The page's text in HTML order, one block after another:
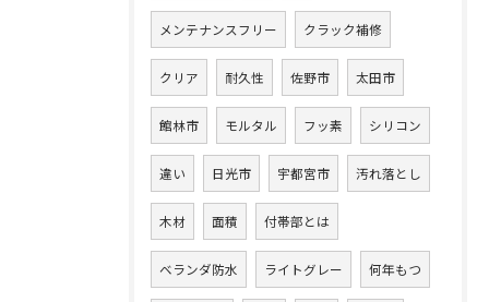
メンテナンスフリー クラック補修
クリア 耐久性 佐野市 太田市
館林市 モルタル フッ素 シリコン
違い 日光市 宇都宮市 汚れ落とし
木材 面積 付帯部とは
ベランダ防水 ライトグレー 何年もつ